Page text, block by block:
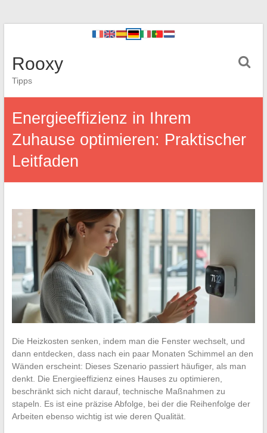
Rooxy
Tipps
Energieeffizienz in Ihrem
Zuhause optimieren: Praktischer
Leitfaden
Die Heizkosten senken, indem man die Fenster wechselt, und
dann entdecken, dass nach ein paar Monaten Schimmel an den
Wänden erscheint: Dieses Szenario passiert häufiger, als man
denkt. Die Energieeffizienz eines Hauses zu optimieren,
beschränkt sich nicht darauf, technische Maßnahmen zu
stapeln. Es ist eine präzise Abfolge, bei der die Reihenfolge der
Arbeiten ebenso wichtig ist wie deren Qualität.